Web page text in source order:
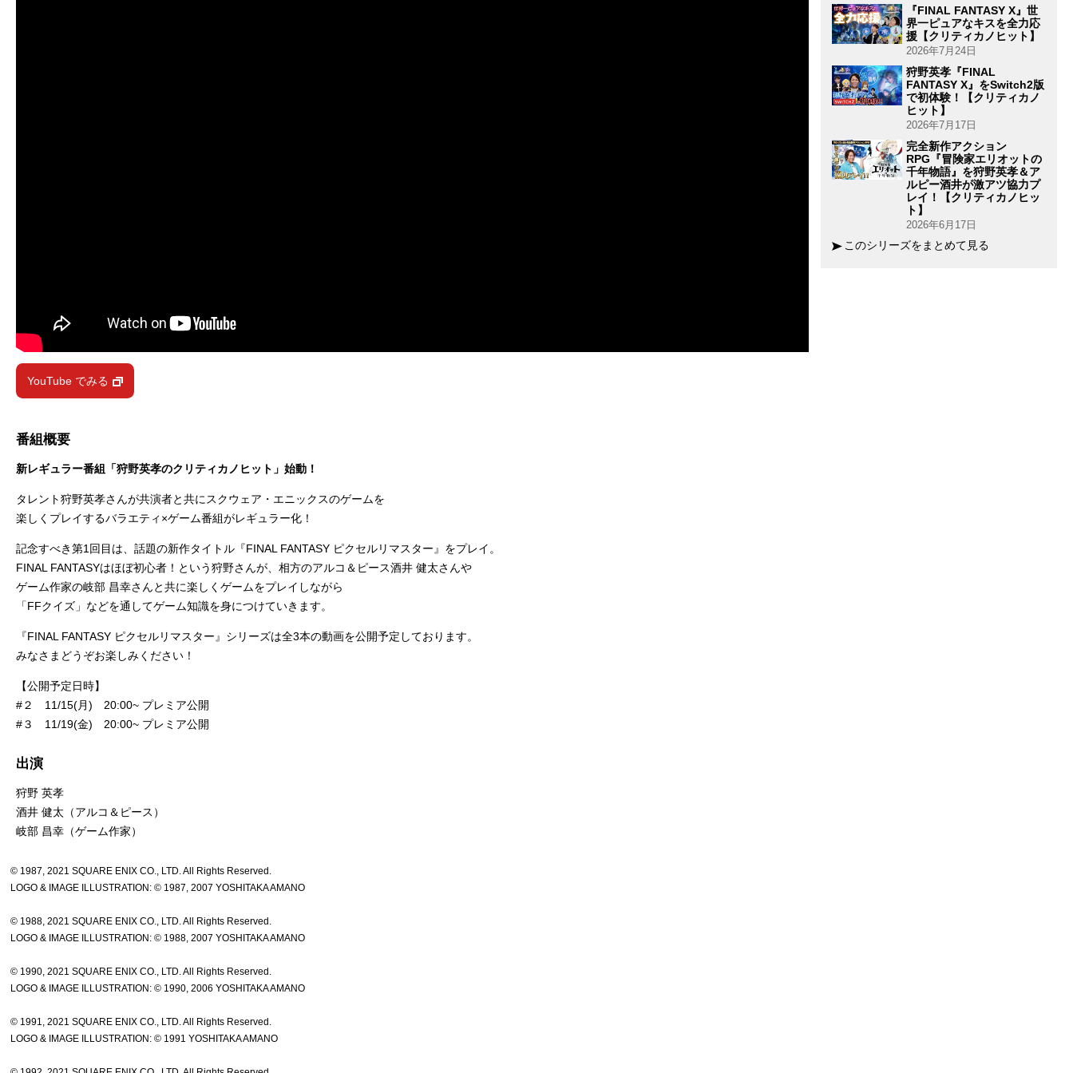
YouTube でみる
番組概要
新レギュラー番組「狩野英孝のクリティカノヒット」始動！
タレント狩野英孝さんが共演者と共にスクウェア・エニックスのゲームを
楽しくプレイするバラエティ×ゲーム番組がレギュラー化！
記念すべき第1回目は、話題の新作タイトル『FINAL FANTASY ピクセルリマスター』をプレイ。
FINAL FANTASYはほぼ初心者！という狩野さんが、相方のアルコ＆ピース酒井 健太さんや
ゲーム作家の岐部 昌幸さんと共に楽しくゲームをプレイしながら
「FFクイズ」などを通してゲーム知識を身につけていきます。
『FINAL FANTASY ピクセルリマスター』シリーズは全3本の動画を公開予定しております。
みなさまどうぞお楽しみください！
【公開予定日時】
#２ 11/15(月) 20:00~ プレミア公開
#３ 11/19(金) 20:00~ プレミア公開
出演
狩野 英孝
酒井 健太（アルコ＆ピース）
岐部 昌幸（ゲーム作家）
© 1987, 2021 SQUARE ENIX CO., LTD. All Rights Reserved.
LOGO & IMAGE ILLUSTRATION: © 1987, 2007 YOSHITAKA AMANO
© 1988, 2021 SQUARE ENIX CO., LTD. All Rights Reserved.
LOGO & IMAGE ILLUSTRATION: © 1988, 2007 YOSHITAKA AMANO
© 1990, 2021 SQUARE ENIX CO., LTD. All Rights Reserved.
LOGO & IMAGE ILLUSTRATION: © 1990, 2006 YOSHITAKA AMANO
© 1991, 2021 SQUARE ENIX CO., LTD. All Rights Reserved.
LOGO & IMAGE ILLUSTRATION: © 1991 YOSHITAKA AMANO
『FINAL FANTASY X』世
界一ピュアなキスを全力応
援【クリティカノヒット】
2026年7月24日
狩野英孝『FINAL
FANTASY X』をSwitch2版
で初体験！【クリティカノ
ヒット】
2026年7月17日
完全新作アクション
RPG『冒険家エリオットの
千年物語』を狩野英孝＆ア
ルピー酒井が激アツ協力プ
レイ！【クリティカノヒッ
ト】
2026年6月17日
このシリーズをまとめて見る